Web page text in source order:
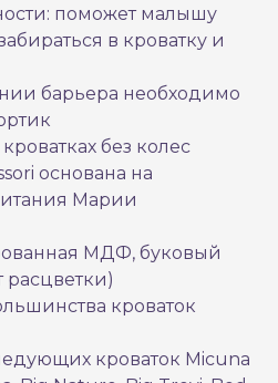
поможет малышу
в кроватку и
барьера необходимо
без колес
основана на
Марии
МДФ, буковый
расцветки)
кроваток
кроваток Micuna